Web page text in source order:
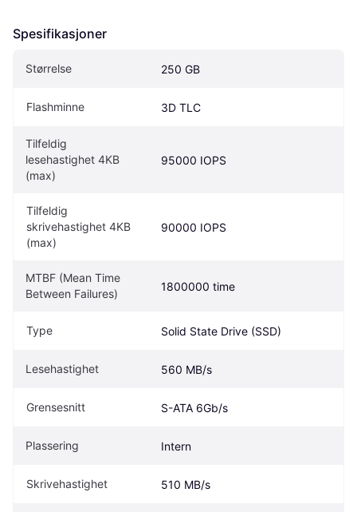
Spesifikasjoner
Størrelse 250 GB
Flashminne 3D TLC
Tilfeldig
lesehastighet 4KB
(max)
95000 IOPS
Tilfeldig
skrivehastighet 4KB
(max)
90000 IOPS
MTBF (Mean Time
Between Failures)
1800000 time
Type Solid State Drive (SSD)
Lesehastighet 560 MB/s
Grensesnitt S-ATA 6Gb/s
Plassering Intern
Skrivehastighet 510 MB/s